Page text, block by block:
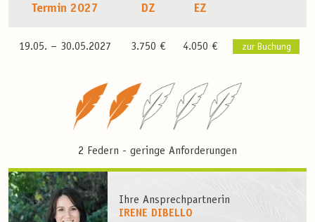
Termin 2027 DZ EZ
19.05. – 30.05.2027 3.750 € 4.050 € zur Buchung
2 Federn - geringe Anforderungen
Ihre Ansprechpartnerin
IRENE DIBELLO